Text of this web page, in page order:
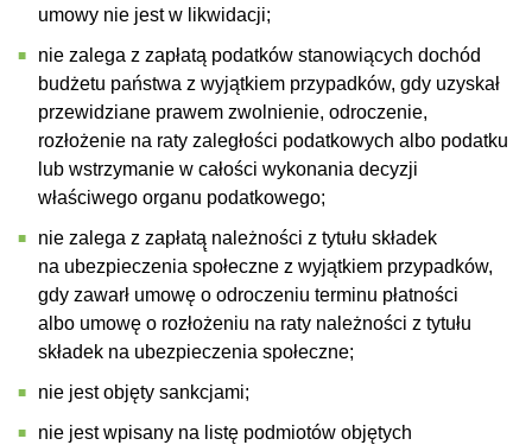
umowy nie jest w likwidacji;
nie zalega z zapłatą podatków stanowiących dochód
budżetu państwa z wyjątkiem przypadków, gdy uzyskał
przewidziane prawem zwolnienie, odroczenie,
rozłożenie na raty zaległości podatkowych albo podatku
lub wstrzymanie w całości wykonania decyzji
właściwego organu podatkowego;
nie zalega z zapłatą̨ należności z tytułu składek
na ubezpieczenia społeczne z wyjątkiem przypadków,
gdy zawarł umowę o odroczeniu terminu płatności
albo umowę o rozłożeniu na raty należności z tytułu
składek na ubezpieczenia społeczne;
nie jest objęty sankcjami;
nie jest wpisany na listę podmiotów objętych